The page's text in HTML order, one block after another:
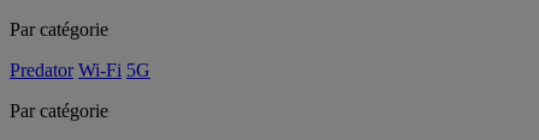
Par catégorie
Predator Wi-Fi 5G
Par catégorie